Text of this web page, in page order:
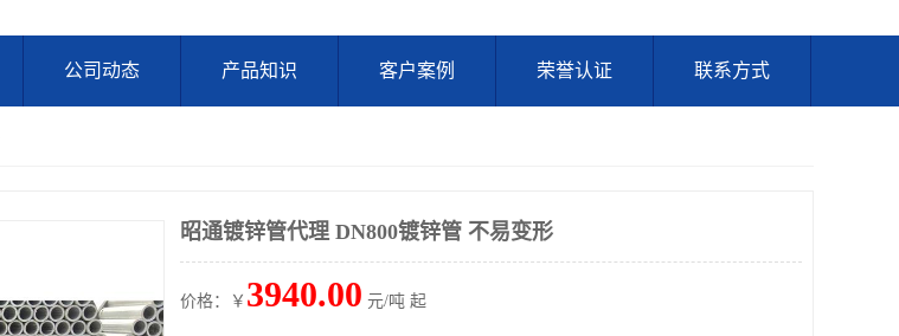
公司动态 产品知识 客户案例 荣誉认证 联系方式
昭通镀锌管代理 DN800镀锌管 不易变形
价格：￥ 3940.00 元/吨 起